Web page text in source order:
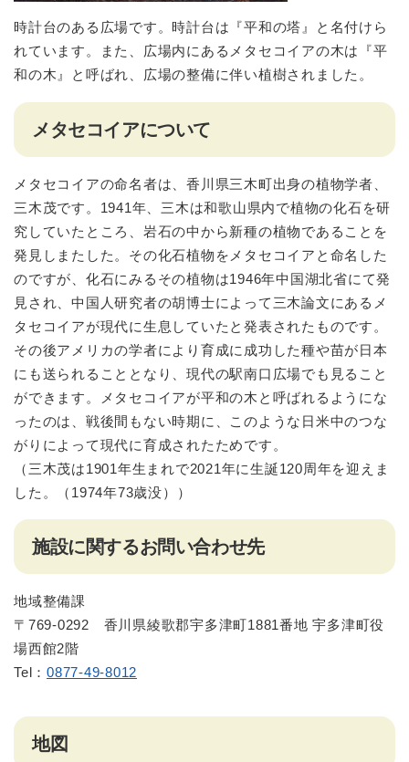
時計台のある広場です。時計台は『平和の塔』と名付けら
れています。また、広場内にあるメタセコイアの木は『平
和の木』と呼ばれ、広場の整備に伴い植樹されました。
メタセコイアについて
メタセコイアの命名者は、香川県三木町出身の植物学者、
三木茂です。1941年、三木は和歌山県内で植物の化石を研
究していたところ、岩石の中から新種の植物であることを
発見しまたした。その化石植物をメタセコイアと命名した
のですが、化石にみるその植物は1946年中国湖北省にて発
見され、中国人研究者の胡博士によって三木論文にあるメ
タセコイアが現代に生息していたと発表されたものです。
その後アメリカの学者により育成に成功した種や苗が日本
にも送られることとなり、現代の駅南口広場でも見ること
ができます。メタセコイアが平和の木と呼ばれるようにな
ったのは、戦後間もない時期に、このような日米中のつな
がりによって現代に育成されたためです。
（三木茂は1901年生まれで2021年に生誕120周年を迎えま
した。（1974年73歳没））
施設に関するお問い合わせ先
地域整備課
​​〒769-0292 香川県綾歌郡宇多津町1881番地 宇多津町役
場西館2階
Tel： 0877-49-8012​
地図